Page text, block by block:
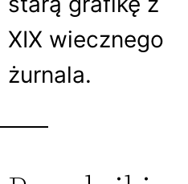
XIX wiecznego
żurnala.